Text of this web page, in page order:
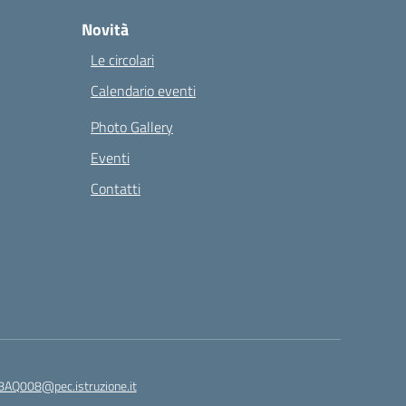
Novità
Le circolari
Calendario eventi
Photo Gallery
Eventi
Contatti